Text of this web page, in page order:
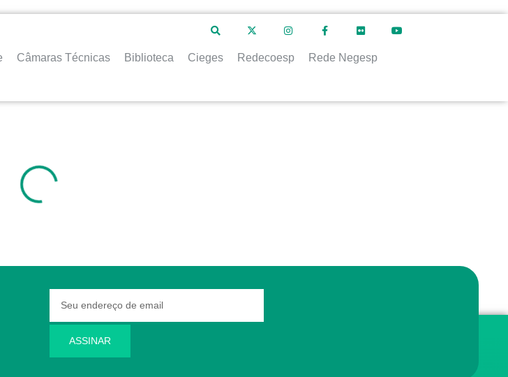
Câmaras Técnicas Biblioteca Cieges Redecoesp Rede Negesp
ASSINAR